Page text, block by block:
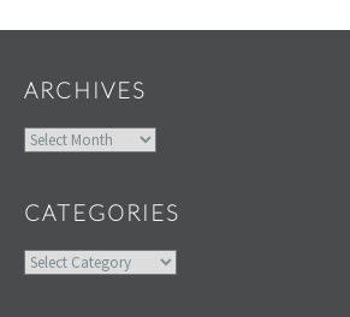
ARCHIVES
Archives
CATEGORIES
Categories